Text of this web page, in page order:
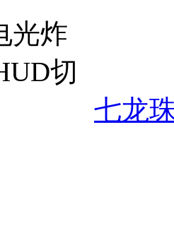
七龙